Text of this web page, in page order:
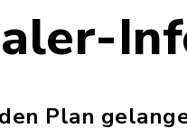
Plan